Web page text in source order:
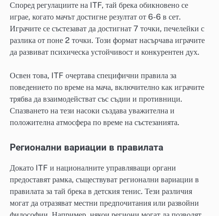
Според регулациите на ITF, тай брека обикновено се
играе, когато мачът достигне резултат от 6-6 в сет.
Играчите се състезават да достигнат 7 точки, печелейки с
разлика от поне 2 точки. Този формат насърчава играчите
да развиват психическа устойчивост и конкурентен дух.
Освен това, ITF очертава специфични правила за
поведението по време на мача, включително как играчите
трябва да взаимодействат със съдии и противници.
Спазването на тези насоки създава уважителна и
положителна атмосфера по време на състезанията.
Регионални вариации в правилата
Докато ITF и националните управляващи органи
предоставят рамка, съществуват регионални вариации в
правилата за тай брека в детския тенис. Тези различия
могат да отразяват местни предпочитания или развойни